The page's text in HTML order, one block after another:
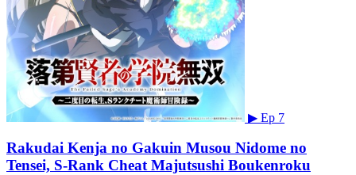
▶ Ep 7
Rakudai Kenja no Gakuin Musou Nidome no
Tensei, S-Rank Cheat Majutsushi Boukenroku